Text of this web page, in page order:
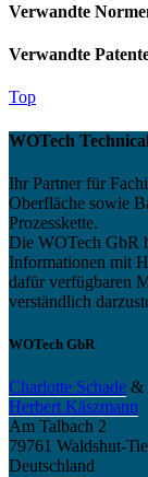
Verwandte
Verwandte
Top
WOTech
Ihr Partner für
Oberfläche sowie
Prozesskette.
Die WOTech GbR
Informationen mit
dafür verfügbaren
verständlich
WOTech GbR
Charlotte Schade &
Herbert Käszmann
Am Talbach 2
79761 Waldshut-
Deutschland